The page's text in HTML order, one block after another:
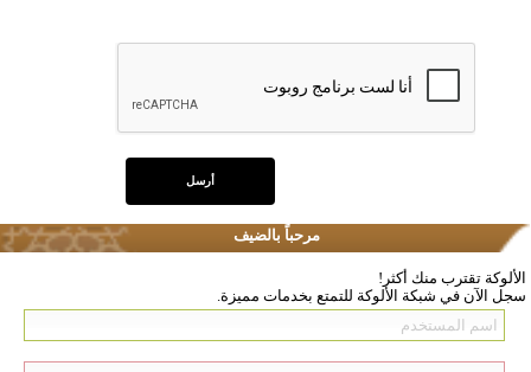
مرحباً بالضيف
الألوكة تقترب منك أكثر!
سجل الآن في شبكة الألوكة للتمتع بخدمات مميزة.